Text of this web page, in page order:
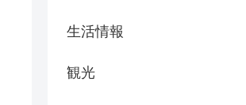
生活情報
観光